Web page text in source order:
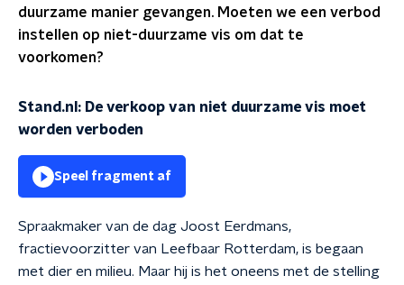
duurzame manier gevangen. Moeten we een verbod
instellen op niet-duurzame vis om dat te
voorkomen?
Stand.nl: De verkoop van niet duurzame vis moet
worden verboden
Speel fragment af
Spraakmaker van de dag Joost Eerdmans,
fractievoorzitter van Leefbaar Rotterdam, is begaan
met dier en milieu. Maar hij is het oneens met de stelling